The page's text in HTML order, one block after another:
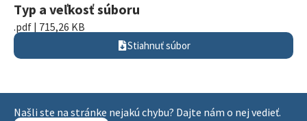
Typ a veľkosť súboru
.pdf | 715,26 KB
Stiahnuť súbor
Našli ste na stránke nejakú chybu? Dajte nám o nej vedieť.